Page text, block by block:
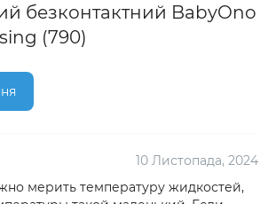
безконтактний BabyOno
(790)
10 Листопада, 2024
мерить температуру жидкостей,